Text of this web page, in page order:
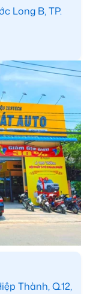
Long B, TP.
Thành, Q.12,